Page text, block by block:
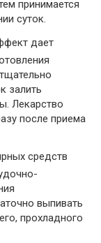
принимается
суток.
дает
залить
Лекарство
после приема
средств
выпивать
прохладного